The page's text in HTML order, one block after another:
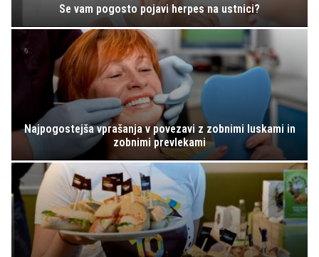
Se vam pogosto pojavi herpes na ustnici?
Najpogostejša vprašanja v povezavi z zobnimi luskami in
zobnimi prevlekami